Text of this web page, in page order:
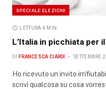
SPECIALE ELEZIONI
LETTURA 4 MIN.
L’Italia in picchiata per
DI FRANCESCA CIARDI SETTEMBRE
Ho ricevuto un invito
scrivi qualcosa su cosa